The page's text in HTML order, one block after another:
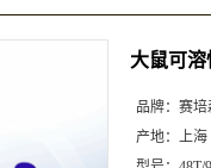
大鼠可溶
品牌： 赛培
产地： 上海